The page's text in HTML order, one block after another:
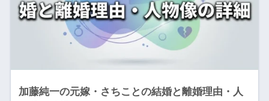
加藤純一の元嫁・さちことの結婚と離婚理由・人